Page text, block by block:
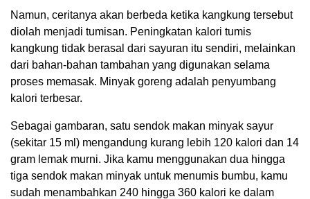
Namun, ceritanya akan berbeda ketika kangkung tersebut
diolah menjadi tumisan. Peningkatan kalori tumis
kangkung tidak berasal dari sayuran itu sendiri, melainkan
dari bahan-bahan tambahan yang digunakan selama
proses memasak. Minyak goreng adalah penyumbang
kalori terbesar.
Sebagai gambaran, satu sendok makan minyak sayur
(sekitar 15 ml) mengandung kurang lebih 120 kalori dan 14
gram lemak murni. Jika kamu menggunakan dua hingga
tiga sendok makan minyak untuk menumis bumbu, kamu
sudah menambahkan 240 hingga 360 kalori ke dalam